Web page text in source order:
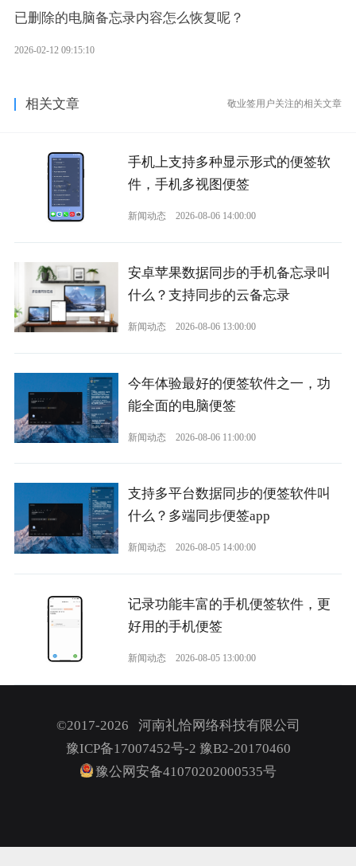
已删除的电脑备忘录内容怎么恢复呢？
2026-02-12 09:15:10
相关文章 敬业签用户关注的相关文章
手机上支持多种显示形式的便签软
件，手机多视图便签
新闻动态 2026-08-06 14:00:00
安卓苹果数据同步的手机备忘录叫
什么？支持同步的云备忘录
新闻动态 2026-08-06 13:00:00
今年体验最好的便签软件之一，功
能全面的电脑便签
新闻动态 2026-08-06 11:00:00
支持多平台数据同步的便签软件叫
什么？多端同步便签app
新闻动态 2026-08-05 14:00:00
记录功能丰富的手机便签软件，更
好用的手机便签
新闻动态 2026-08-05 13:00:00
©2017-2026 河南礼恰网络科技有限公司
豫ICP备17007452号-2 豫B2-20170460
豫公网安备41070202000535号